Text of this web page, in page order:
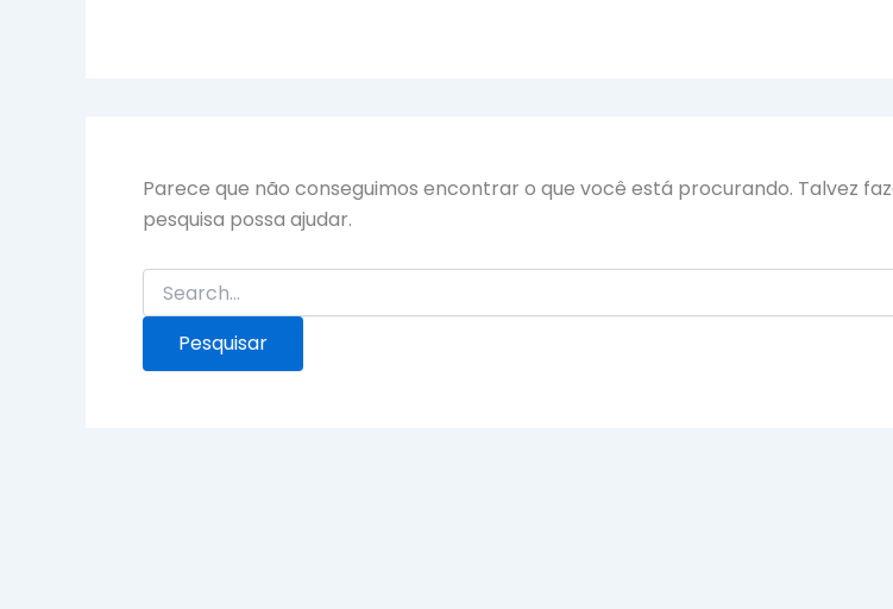
Parece que não conseguimos encontrar o que você está procurando. Talvez
pesquisa possa ajudar.
Pesquisar
por: